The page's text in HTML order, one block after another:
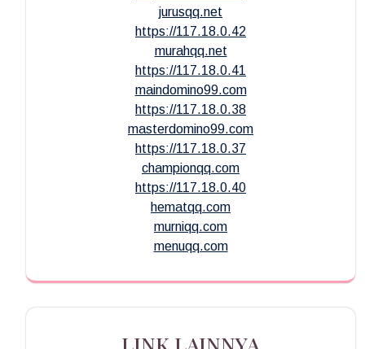
jurusqq.net
https://117.18.0.42
murahqq.net
https://117.18.0.41
maindomino99.com
https://117.18.0.38
masterdomino99.com
https://117.18.0.37
championqq.com
https://117.18.0.40
hematqq.com
murniqq.com
menuqq.com
LINK LAINNYA